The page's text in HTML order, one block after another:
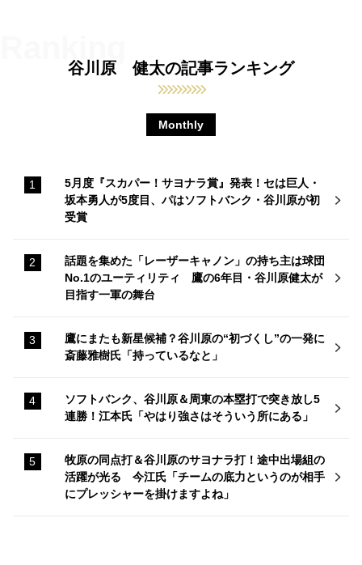
谷川原 健太の記事ランキング
Monthly
5月度『スカパー！サヨナラ賞』発表！セは巨人・
坂本勇人が5度目、パはソフトバンク・谷川原が初
受賞
話題を集めた「レーザーキャノン」の持ち主は球団
No.1のユーティリティ 鷹の6年目・谷川原健太が
目指す一軍の舞台
鷹にまたも新星候補？谷川原の“初づくし”の一発に
斎藤雅樹氏「持っているなと」
ソフトバンク、谷川原＆周東の本塁打で突き放し5
連勝！江本氏「やはり強さはそういう所にある」
牧原の同点打＆谷川原のサヨナラ打！途中出場組の
活躍が光る 今江氏「チームの底力というのが相手
にプレッシャーを掛けますよね」